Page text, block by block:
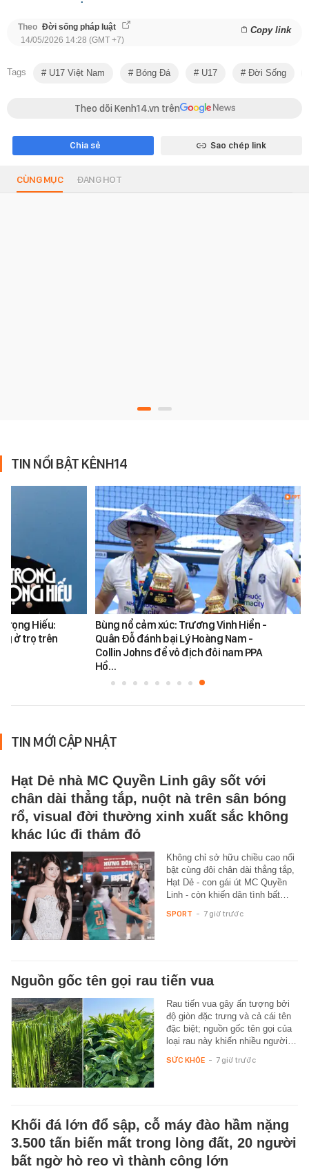
Theo Đời sống pháp luật Copy link
14/05/2026 14:28 (GMT +7)
Tags U17 Việt Nam Bóng Đá U17 Đời Sống
Theo dõi Kenh14.vn trên
Chia sẻ Sao chép link
CÙNG MỤC ĐANG HOT
TIN NỔI BẬT KÊNH14
Hiếu:
ở trọ trên
Bùng nổ cảm xúc: Trương Vinh Hiển -
Quân Đỗ đánh bại Lý Hoàng Nam -
Collin Johns để vô địch đôi nam PPA
Hồ…
TIN MỚI CẬP NHẬT
Hạt Dẻ nhà MC Quyền Linh gây sốt với
chân dài thẳng tắp, nuột nà trên sân bóng
rổ, visual đời thường xinh xuất sắc không
khác lúc đi thảm đỏ
Không chỉ sở hữu chiều cao nổi
bật cùng đôi chân dài thẳng tắp,
Hạt Dẻ - con gái út MC Quyền
Linh - còn khiến dân tình bất…
SPORT - 7 giờ trước
Nguồn gốc tên gọi rau tiến vua
Rau tiến vua gây ấn tượng bởi
độ giòn đặc trưng và cả cái tên
đặc biệt; nguồn gốc tên gọi của
loại rau này khiến nhiều người…
SỨC KHỎE - 7 giờ trước
Khối đá lớn đổ sập, cỗ máy đào hầm nặng
3.500 tấn biến mất trong lòng đất, 20 người
bất ngờ hò reo vì thành công lớn